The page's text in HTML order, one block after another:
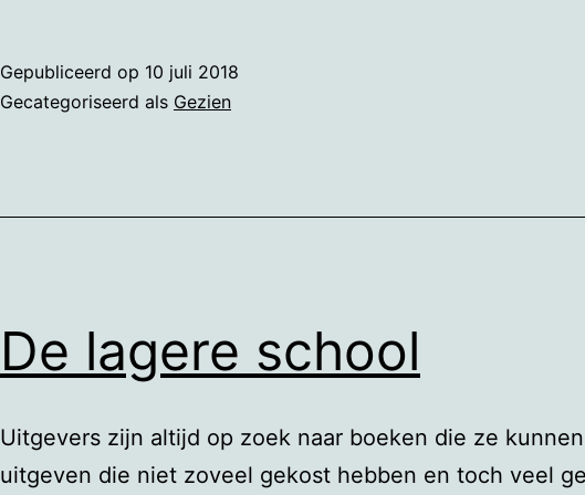
Gepubliceerd op 10 juli 2018
Gecategoriseerd als Gezien
De lagere school
Uitgevers zijn altijd op zoek naar boeken die ze kunnen
uitgeven die niet zoveel gekost hebben en toch veel